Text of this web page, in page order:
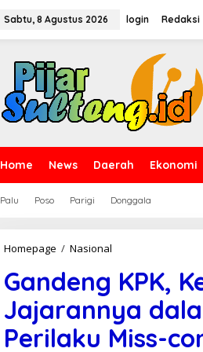
Sabtu, 8 Agustus 2026 login Redaksi
Home News Daerah Ekonomi
Palu Poso Parigi Donggala
Homepage / Nasional
e
n
g
K
Gandeng KPK,
Jajarannya
Perilaku Miss-